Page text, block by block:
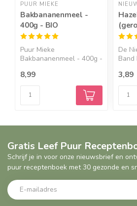
PUUR MIEKE
Bakbananenmeel -
400g - BIO
Puur Mieke
Bakbananenmeel - 400g -
8,99
BIO
De
Band
3,89
Gratis Leef Puur
Schrijf je in voor onze nieuwsbrief en
puur receptenboek met 30 gezonde en